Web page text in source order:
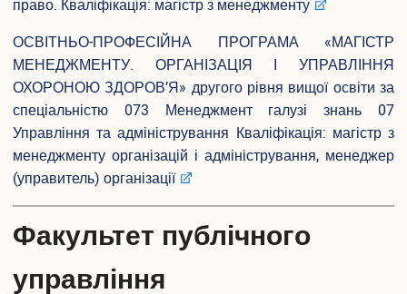
Міжнародне співробітництво
Договори про співробітництво
Рада роботодавців
Академічна мобільність
Грантова діяльність
Співпраця з Національної академією правових наук
України
Дистанційне середовище
АСУ університет
Випускнику
Музей університету
право. Кваліфікація: магістр з менеджменту
ОСВІТНЬО-ПРОФЕСІЙНА ПРОГРАМА «МАГІСТР
МЕНЕДЖМЕНТУ. ОРГАНІЗАЦІЯ І УПРАВЛІННЯ
ОХОРОНОЮ ЗДОРОВ’Я» другого рівня вищої освіти за
спеціальністю 073 Менеджмент галузі знань 07
Управління та адміністрування Кваліфікація: магістр з
менеджменту організацій і адміністрування, менеджер
(управитель) організації
Факультет публічного
управління